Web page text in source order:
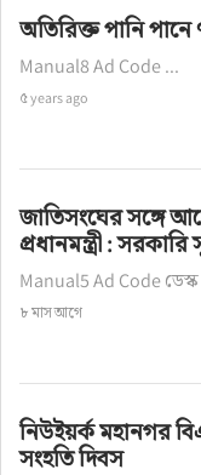
অতিরিক্ত পানি পানে
Manual8 Ad Code ...
৫ years ago
জাতিসংঘের সঙ্গে
প্রধানমন্ত্রী : সরকারি
Manual5 Ad Code
৮ মাস আগে
নিউইয়র্ক মহানগর
সংহতি দিবস